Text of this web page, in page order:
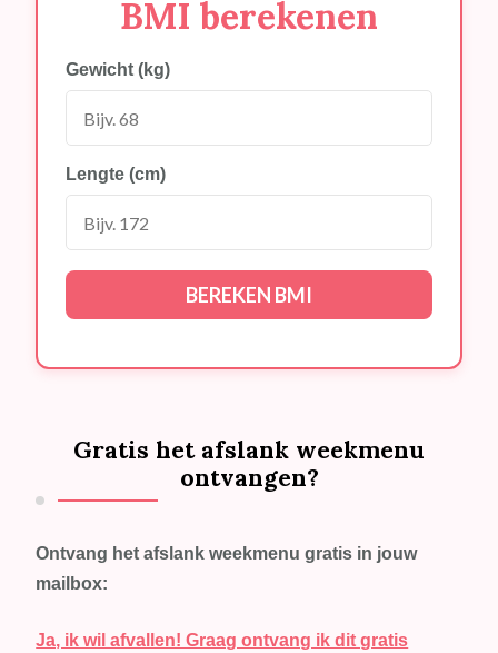
BMI berekenen
Gewicht (kg)
Lengte (cm)
BEREKEN BMI
Gratis het afslank weekmenu
ontvangen?
Ontvang het afslank weekmenu gratis in jouw
mailbox:
Ja, ik wil afvallen! Graag ontvang ik dit gratis